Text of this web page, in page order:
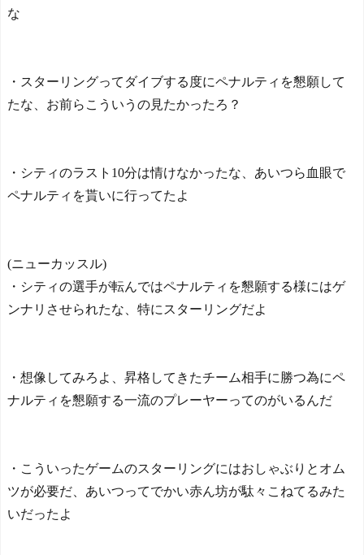
な
・スターリングってダイブする度にペナルティを懇願して
たな、お前らこういうの見たかったろ？
・シティのラスト10分は情けなかったな、あいつら血眼で
ペナルティを貰いに行ってたよ
(ニューカッスル)
・シティの選手が転んではペナルティを懇願する様にはゲ
ンナリさせられたな、特にスターリングだよ
・想像してみろよ、昇格してきたチーム相手に勝つ為にペ
ナルティを懇願する一流のプレーヤーってのがいるんだ
・こういったゲームのスターリングにはおしゃぶりとオム
ツが必要だ、あいつってでかい赤ん坊が駄々こねてるみた
いだったよ